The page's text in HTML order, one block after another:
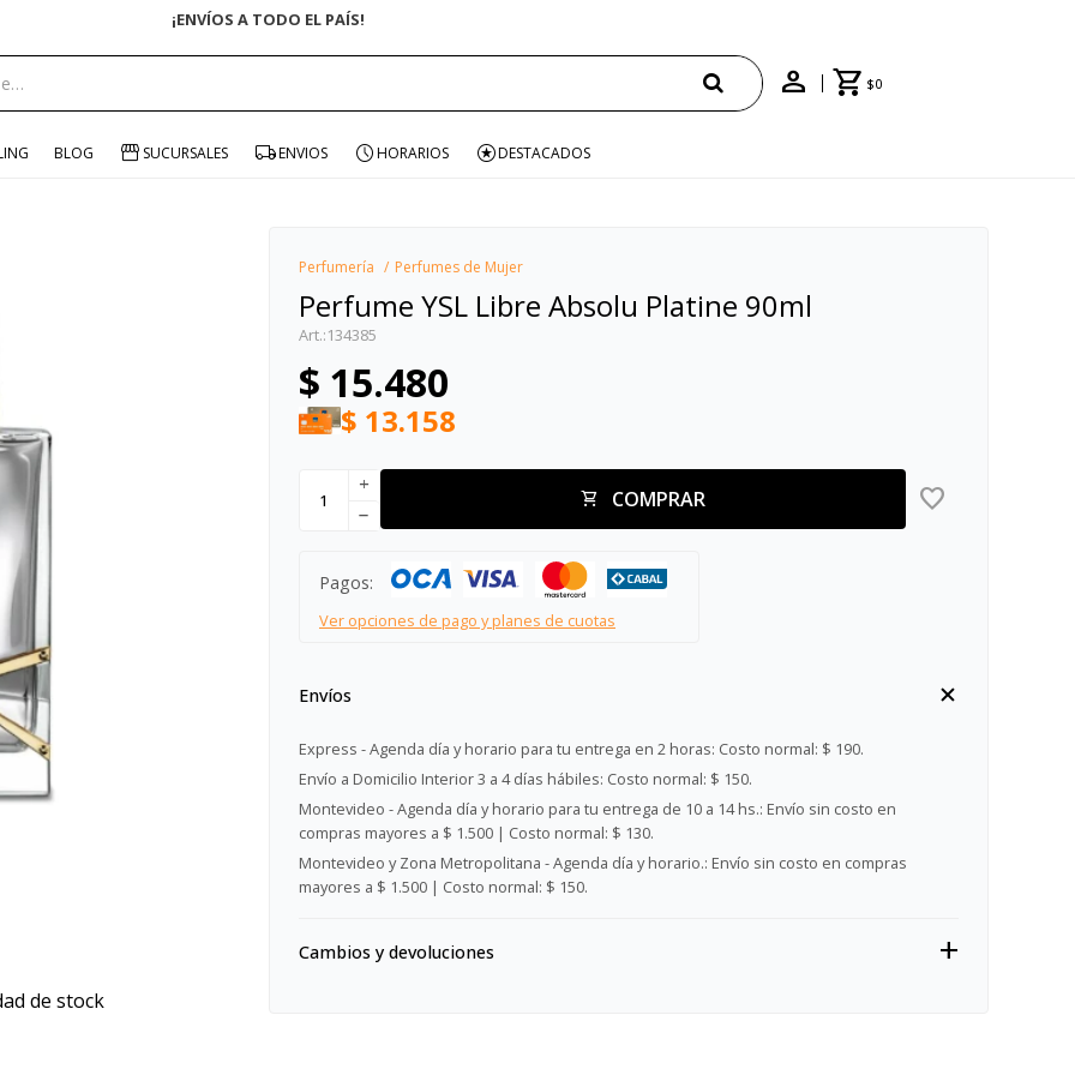
¡ENVÍOS A TODO EL PAÍS!
$0
BLOG SUCURSALES ENVIOS HORARIOS DESTACADOS
de stock
Perfumería Perfumes de Mujer
Perfume YSL Libre Absolu Platine 90ml
134385
$ 15.480
$ 13.158
COMPRAR
add
remove
Pagos:
Ver opciones de pago y planes de cuotas
Envíos
Express - Agenda día y horario para tu entrega en 2 horas: Costo normal: $ 190.
Envío a Domicilio Interior 3 a 4 días hábiles: Costo normal: $ 150.
Montevideo - Agenda día y horario para tu entrega de 10 a 14 hs.: Envío sin costo en
compras mayores a $ 1.500 | Costo normal: $ 130.
Montevideo y Zona Metropolitana - Agenda día y horario.: Envío sin costo en compras
mayores a $ 1.500 | Costo normal: $ 150.
Cambios y devoluciones